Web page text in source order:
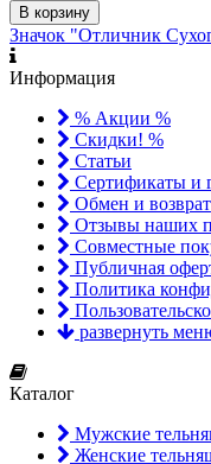
В корзину
Значок "Отличник
Информация
% Акции %
Скидки! %
Статьи
Сертификаты и
Обмен и возврат
Отзывы наших
Совместные
Публичная
Политика
развернуть
Каталог
Мужские
Женские